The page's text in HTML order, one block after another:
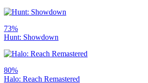
73%
Hunt: Showdown
80%
Halo: Reach Remastered